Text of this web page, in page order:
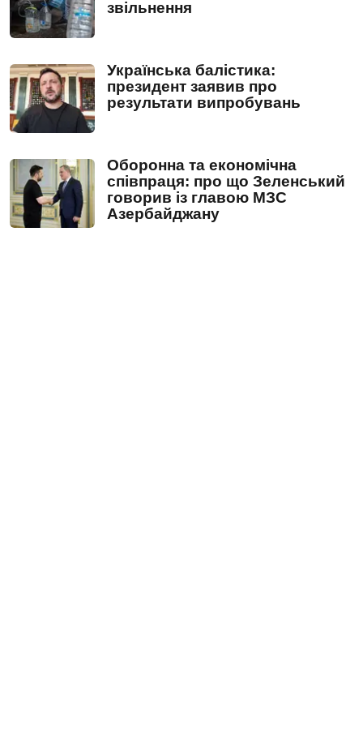
звільнення
Українська балістика:
президент заявив про
результати випробувань
Оборонна та економічна
співпраця: про що Зеленський
говорив із главою МЗС
Азербайджану